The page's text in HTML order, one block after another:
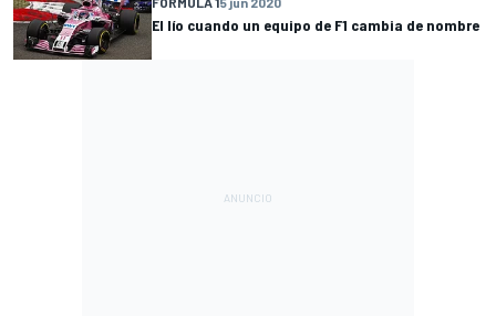
El lío cuando un equipo de F1 cambia de nombre